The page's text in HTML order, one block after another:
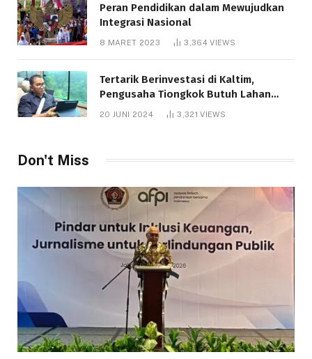
Peran Pendidikan dalam Mewujudkan
Integrasi Nasional
8 MARET 2023 3,364VIEWS
Tertarik Berinvestasi di Kaltim,
Pengusaha Tiongkok Butuh Lahan
1.000 Hektare
20 JUNI 2024 3,321VIEWS
Don't Miss